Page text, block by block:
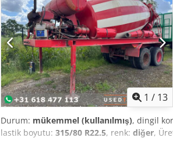
1 / 13
Durum: mükemmel (kullanılmış), dingil
lastik boyutu: 315/80 R22.5, renk: diğer,